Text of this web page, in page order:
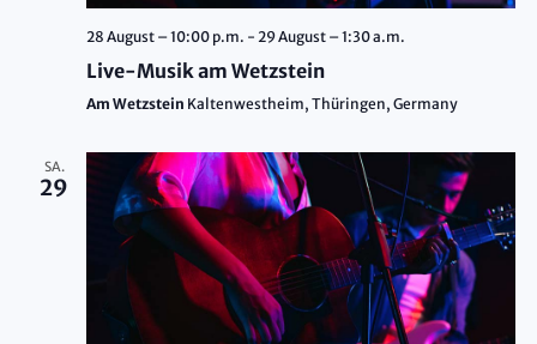
28 August – 10:00 p.m. - 29 August – 1:30 a.m.
Live-Musik am Wetzstein
Am Wetzstein Kaltenwestheim, Thüringen, Germany
SA.
29